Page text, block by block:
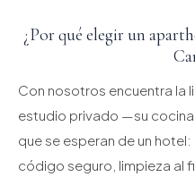
¿Por qué elegir un
Con nosotros encuentra la
estudio privado —su
que se esperan de un
código seguro, limpieza al